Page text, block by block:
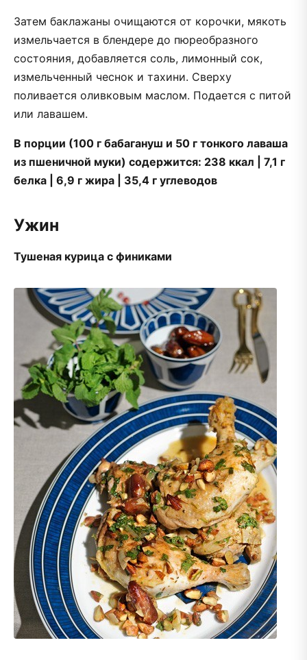
Затем баклажаны очищаются от корочки, мякоть
измельчается в блендере до пюреобразного
состояния, добавляется соль, лимонный сок,
измельченный чеснок и тахини. Сверху
поливается оливковым маслом. Подается с питой
или лавашем.
В порции (100 г бабагануш и 50 г тонкого лаваша
из пшеничной муки) содержится: 238 ккал | 7,1 г
белка | 6,9 г жира | 35,4 г углеводов
Ужин
Тушеная курица с финиками